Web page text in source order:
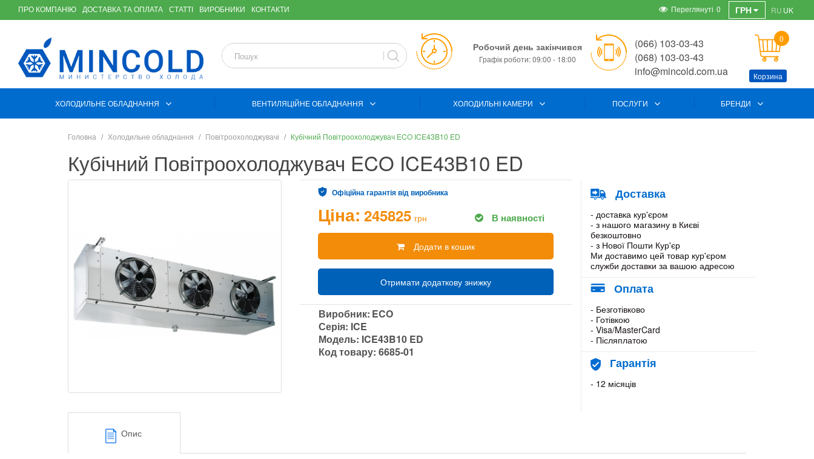
ПРО КОМПАНІЮ ДОСТАВКА ТА ОПЛАТА СТАТТІ ВИРОБНИКИ КОНТАКТИ ГРН RU UK
Переглянуті 0
Робочий день закінчився
Графік роботи: 09:00 - 18:00
(066) 103-03-43
(068) 103-03-43
info@mincold.com.ua
0
Корзина
ХОЛОДИЛЬНЕ ОБЛАДНАННЯ ВЕНТИЛЯЦІЙНЕ ОБЛАДНАННЯ ХОЛОДИЛЬНІ КАМЕРИ ПОСЛУГИ БРЕНДИ
Головна Холодильне обладнання Повітроохолоджувачі Кубічний Повітроохолоджувач ECO ICE43B10 ED
Кубічний Повітроохолоджувач ECO ICE43B10 ED
Офіційна гарантія від виробника
Ціна: 245825 грн В наявності
Додати в кошик
Отримати додаткову знижку
Виробник: ECO
Серія: ICE
Модель: ICE43B10 ED
Код товару:6685-01
Доставка
- доставка кур'єром
- з нашого магазину в Києві
безкоштовно
- з Нової Пошти Кур'єр
Ми доставимо цей товар кур'єром
служби доставки за вашою адресою
Оплата
- Безготівково
- Готівкою
- Visa/MasterCard
- Післяплатою
Гарантія
- 12 місяців
Опис